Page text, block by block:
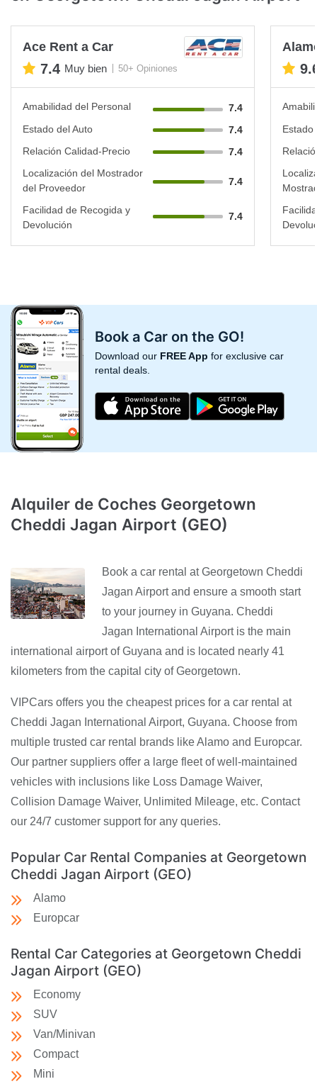
Ace Rent a Car
7.4 Muy bien 50+ Opiniones
Amabilidad del Personal
7.4
Estado del Auto
7.4
Relación Calidad-Precio
7.4
Localización del Mostrador
del Proveedor
7.4
Facilidad de Recogida y
Devolución
7.4
Estado
Book a Car on the GO!
Download our FREE App for exclusive car
rental deals.
Alquiler de Coches Georgetown
Cheddi Jagan Airport (GEO)
Book a car rental at Georgetown Cheddi
Jagan Airport and ensure a smooth start
to your journey in Guyana. Cheddi
Jagan International Airport is the main
international airport of Guyana and is located nearly 41
kilometers from the capital city of Georgetown.
VIPCars offers you the cheapest prices for a car rental at
Cheddi Jagan International Airport, Guyana. Choose from
multiple trusted car rental brands like Alamo and Europcar.
Our partner suppliers offer a large fleet of well-maintained
vehicles with inclusions like Loss Damage Waiver,
Collision Damage Waiver, Unlimited Mileage, etc. Contact
our 24/7 customer support for any queries.
Popular Car Rental Companies at Georgetown
Cheddi Jagan Airport (GEO)
Alamo
Europcar
Rental Car Categories at Georgetown Cheddi
Jagan Airport (GEO)
Economy
SUV
Van/Minivan
Compact
Mini